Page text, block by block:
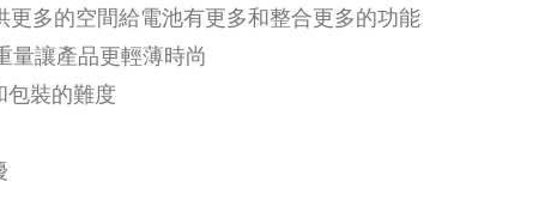
更多的空間給電池有更多和整合更多的功能
量讓產品更輕薄時尚
包裝的難度